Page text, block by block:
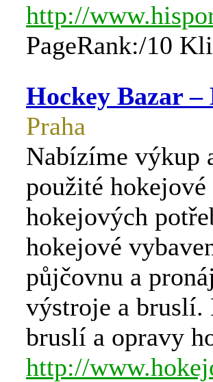
http://
PageRank:/10
Hockey Bazar –
Praha
Nabízíme výkup
použité
hokejových
hokejové
půjčovnu a
výstroje a bruslí.
bruslí a opravy
http://